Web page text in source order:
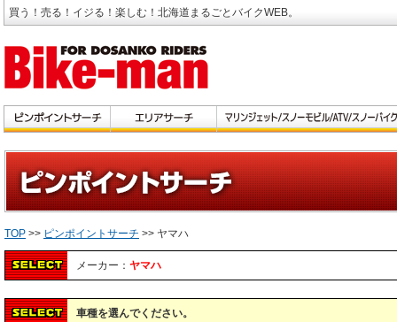
買う！売る！イジる！楽しむ！北海道まるごとバイクWEB。
TOP >> ピンポイントサーチ >> ヤマハ
メーカー： ヤマハ
車種を選んでください。